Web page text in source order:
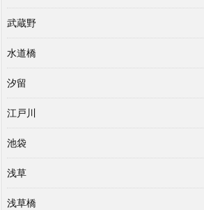
武蔵野
水道橋
汐留
江戸川
池袋
浅草
浅草橋